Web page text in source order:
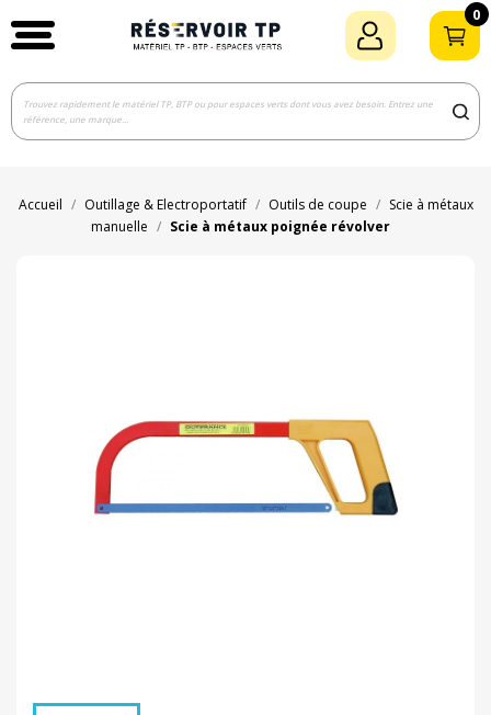
0
Accueil Outillage & Electroportatif Outils de coupe
Scie à métaux
manuelle
Scie à métaux poignée révolver